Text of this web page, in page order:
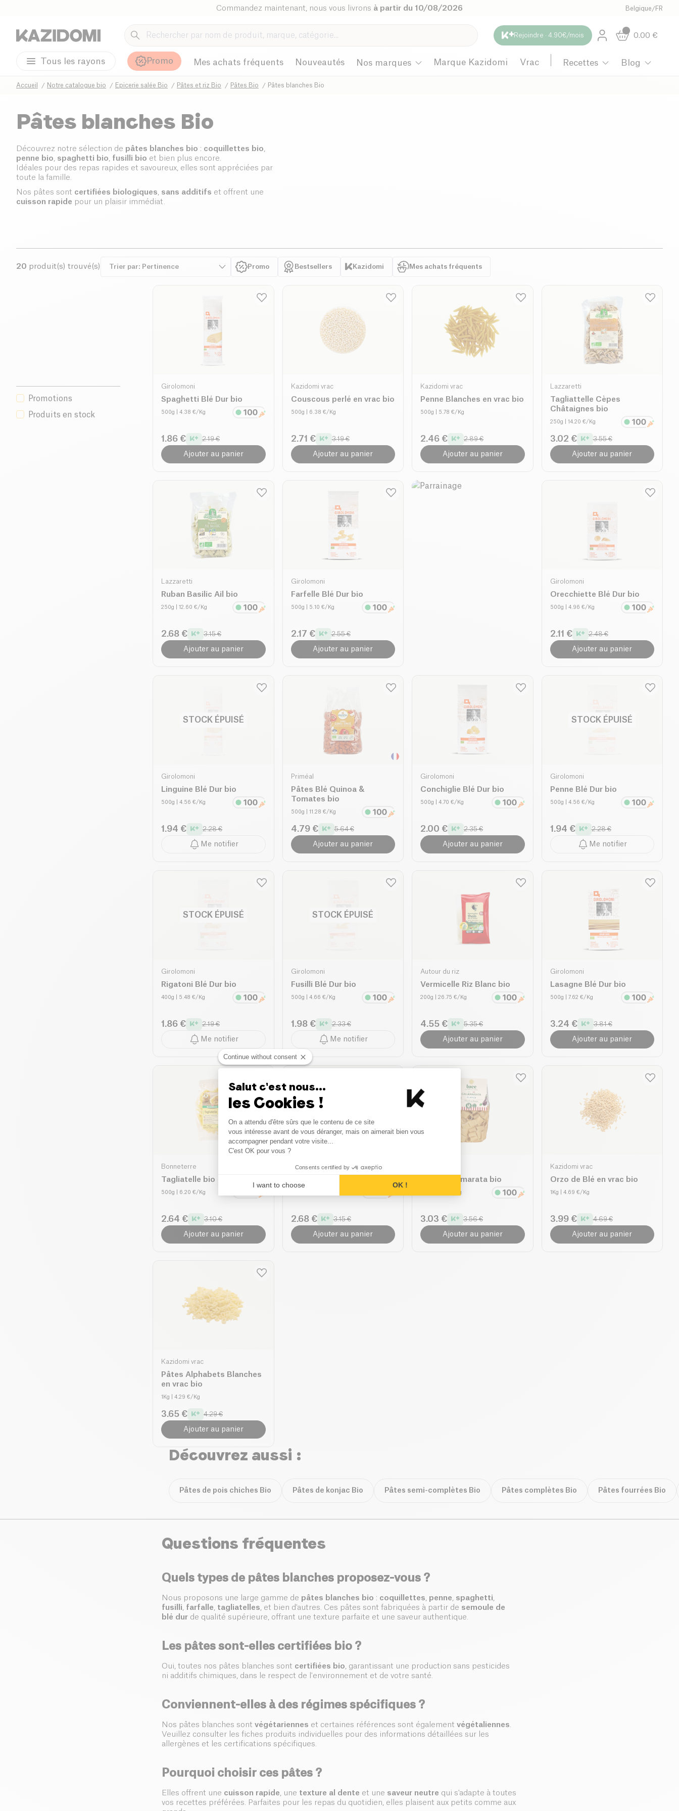
Commandez maintenant, nous vous livrons à partir du 10/08/2026 Belgique /FR
Rejoindre · 4.90€/mois 0.00 €
Tous les rayons Promo Mes achats fréquents Nouveautés Nos marques Marque Kazidomi Vrac Recettes Blog
Accueil Notre catalogue bio Epicerie salée Bio Pâtes et riz Bio Pâtes Bio Pâtes blanches Bio
Pâtes blanches Bio
Découvrez notre sélection de pâtes blanches bio : coquillettes bio
penne bio spaghetti bio fusilli bio et bien plus encore.
Idéales pour des repas rapides et savoureux, elles sont appréciées par
toute la famille.
Nos pâtes sont certifiées biologiques sans additifs et offrent une
cuisson rapide pour un plaisir immédiat.
20 produit(s) trouvé(s) Promo Bestsellers Kazidomi Mes achats fréquents
Promotions
Produits en stock
Girolomoni
Spaghetti Blé Dur bio
500g | 4.38 €/Kg
1.86 € 2.19 €
Ajouter au panier
Kazidomi vrac
Couscous perlé en vrac bio
500g | 6.38 €/Kg
2.71 € 3.19 €
Ajouter au panier
Kazidomi vrac
Penne Blanches en vrac bio
500g | 5.78 €/Kg
2.46 € 2.89 €
Ajouter au panier
Lazzaretti
Tagliattelle Cèpes
Châtaignes bio
250g | 14.20 €/Kg
3.02 € 3.55 €
Ajouter au panier
Lazzaretti
Ruban Basilic Ail bio
250g | 12.60 €/Kg
2.68 € 3.15 €
Ajouter au panier
Girolomoni
Farfelle Blé Dur bio
500g | 5.10 €/Kg
2.17 € 2.55 €
Ajouter au panier
Girolomoni
Orecchiette Blé Dur bio
500g | 4.96 €/Kg
2.11 € 2.48 €
Ajouter au panier
STOCK ÉPUISÉ
Girolomoni
Linguine Blé Dur bio
500g | 4.56 €/Kg
1.94 € 2.28 €
Me notifier
Priméal
Pâtes Blé Quinoa &
Tomates bio
500g | 11.28 €/Kg
4.79 € 5.64 €
Ajouter au panier
Girolomoni
Conchiglie Blé Dur bio
500g | 4.70 €/Kg
2.00 € 2.35 €
Ajouter au panier
STOCK ÉPUISÉ
Girolomoni
Penne Blé Dur bio
500g | 4.56 €/Kg
1.94 € 2.28 €
Me notifier
STOCK ÉPUISÉ
Girolomoni
Rigatoni Blé Dur bio
400g | 5.48 €/Kg
1.86 € 2.19 €
Me notifier
STOCK ÉPUISÉ
Girolomoni
Fusilli Blé Dur bio
500g | 4.66 €/Kg
1.98 € 2.33 €
Me notifier
Autour du riz
Vermicelle Riz Blanc bio
200g | 26.75 €/Kg
4.55 € 5.35 €
Ajouter au panier
Girolomoni
Lasagne Blé Dur bio
500g | 7.62 €/Kg
3.24 € 3.81 €
Ajouter au panier
Bonneterre
Tagliatelle bio
500g | 6.20 €/Kg
2.64 € 3.10 €
Ajouter au panier
Lazzaretti
2.68 € 3.15 €
Ajouter au panier
Pâtes calamarata bio
| 7.12 €/Kg
3.03 € 3.56 €
Ajouter au panier
Kazidomi vrac
Orzo de Blé en vrac bio
1Kg | 4.69 €/Kg
3.99 € 4.69 €
Ajouter au panier
Kazidomi vrac
Pâtes Alphabets Blanches
en vrac bio
1Kg | 4.29 €/Kg
3.65 € 4.29 €
Ajouter au panier
Découvrez aussi :
Pâtes de pois chiches Bio Pâtes de konjac Bio Pâtes semi-complètes Bio Pâtes complètes Bio Pâtes fourrées Bio
Questions fréquentes
Quels types de pâtes blanches proposez-vous ?
Nous proposons une large gamme de pâtes blanches bio : coquillettes penne spaghetti
fusilli farfalle tagliatelles , et bien d'autres. Ces pâtes sont fabriquées à partir de semoule de
blé dur de qualité supérieure, offrant une texture parfaite et une saveur authentique.
Les pâtes sont-elles certifiées bio ?
Oui, toutes nos pâtes blanches sont certifiées bio , garantissant une production sans pesticides
ni additifs chimiques, dans le respect de l'environnement et de votre santé.
Conviennent-elles à des régimes spécifiques ?
Nos pâtes blanches sont végétariennes et certaines références sont également végétaliennes
Veuillez consulter les fiches produits individuelles pour des informations détaillées sur les
allergènes et les certifications spécifiques.
Pourquoi choisir ces pâtes ?
Elles offrent une cuisson rapide , une texture al dente et une saveur neutre qui s'adapte à toutes
vos recettes préférées. Parfaites pour les repas du quotidien, elles plaisent aux petits comme aux
Continue without consent
Salut c'est nous...
les Cookies !
Consent Management Platform: Personalize Your Options
On a attendu d'être sûrs que le contenu de ce site
vous intéresse avant de vous déranger, mais on aimerait bien vous
accompagner pendant votre visite...
C'est OK pour vous ?
Consents certified by
I want to choose OK !
Axeptio consent